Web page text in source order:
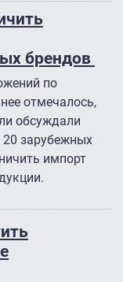
брендов
по
отмечалось,
обсуждали
20 зарубежных
импорт